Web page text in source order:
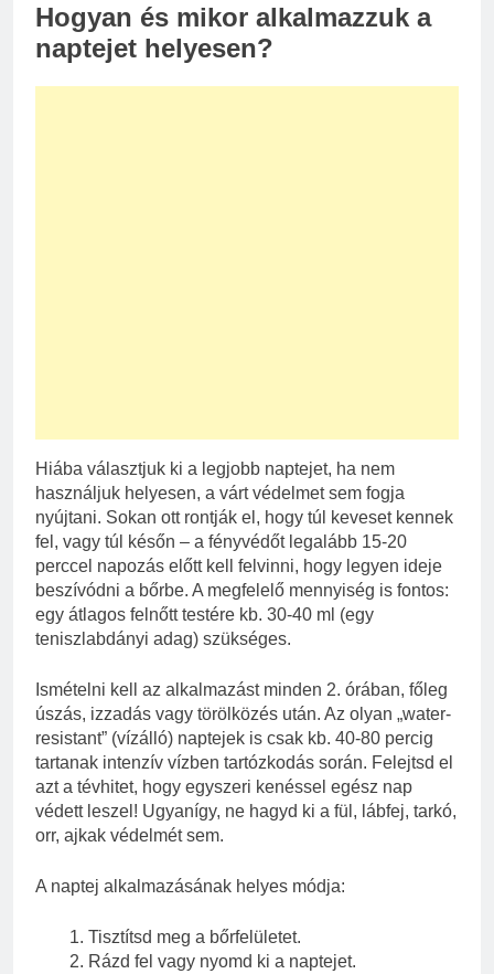
Hogyan és mikor alkalmazzuk a
naptejet helyesen?
Hiába választjuk ki a legjobb naptejet, ha nem
használjuk helyesen, a várt védelmet sem fogja
nyújtani. Sokan ott rontják el, hogy túl keveset kennek
fel, vagy túl későn – a fényvédőt legalább 15-20
perccel napozás előtt kell felvinni, hogy legyen ideje
beszívódni a bőrbe. A megfelelő mennyiség is fontos:
egy átlagos felnőtt testére kb. 30-40 ml (egy
teniszlabdányi adag) szükséges.
Ismételni kell az alkalmazást minden 2. órában, főleg
úszás, izzadás vagy törölközés után. Az olyan „water-
resistant” (vízálló) naptejek is csak kb. 40-80 percig
tartanak intenzív vízben tartózkodás során. Felejtsd el
azt a tévhitet, hogy egyszeri kenéssel egész nap
védett leszel! Ugyanígy, ne hagyd ki a fül, lábfej, tarkó,
orr, ajkak védelmét sem.
A naptej alkalmazásának helyes módja:
Tisztítsd meg a bőrfelületet.
Rázd fel vagy nyomd ki a naptejet.